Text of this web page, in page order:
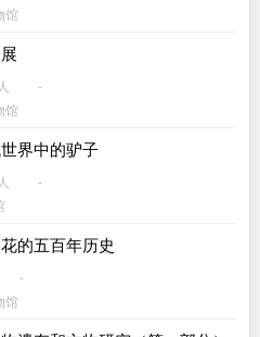
馆
-
馆
界中的驴子
-
的五百年历史
-
馆